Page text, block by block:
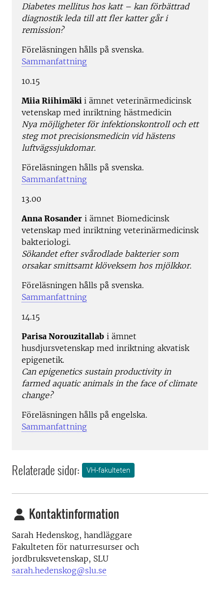
Diabetes mellitus hos katt – kan förbättrad
diagnostik leda till att fler katter går i
remission?
Föreläsningen hålls på svenska.
Sammanfattning
10.15
Miia Riihimäki i ämnet veterinärmedicinsk
vetenskap med inriktning hästmedicin
Nya möjligheter för infektionskontroll och ett
steg mot precisionsmedicin vid hästens
luftvägssjukdomar.
Föreläsningen hålls på svenska.
Sammanfattning
13.00
Anna Rosander i ämnet Biomedicinsk
vetenskap med inriktning veterinärmedicinsk
bakteriologi.
Sökandet efter svårodlade bakterier som
orsakar smittsamt klöveksem hos mjölkkor.
Föreläsningen hålls på svenska.
Sammanfattning
14.15
Parisa Norouzitallab i ämnet
husdjursvetenskap med inriktning akvatisk
epigenetik.
Can epigenetics sustain productivity in
farmed aquatic animals in the face of climate
change?
Föreläsningen hålls på engelska.
Sammanfattning
Relaterade sidor: VH-fakulteten
Kontaktinformation
Sarah Hedenskog, handläggare
Fakulteten för naturresurser och
jordbruksvetenskap, SLU
sarah.hedenskog@slu.se